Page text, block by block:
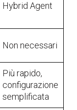
Hybrid Agent
Non necessari
Più rapido,
configurazione
semplificata